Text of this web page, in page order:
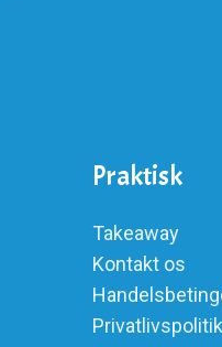
Praktisk
Takeaway
Kontakt os
Privatlivspolitik